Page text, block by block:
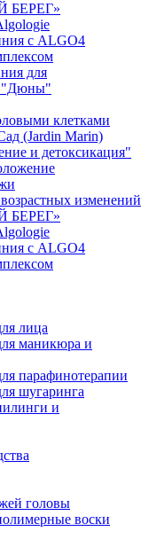
БЕРЕГ»
с ALGO4
для
"Дюны"
клетками
(Jardin Marin)
и детоксикация"
изменений
БЕРЕГ»
с ALGO4
лица
маникюра и
парафинотерапии
шугаринга
и
головы
воски